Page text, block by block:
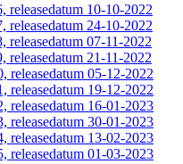
releasedatum 10-10-2022
releasedatum 24-10-2022
releasedatum 07-11-2022
releasedatum 21-11-2022
releasedatum 05-12-2022
releasedatum 19-12-2022
releasedatum 16-01-2023
releasedatum 30-01-2023
releasedatum 13-02-2023
releasedatum 01-03-2023